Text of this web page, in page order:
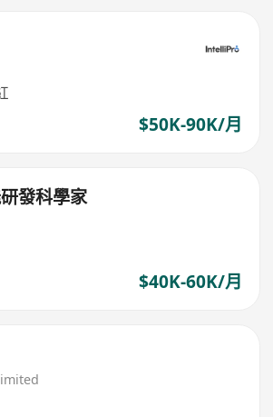
$50K-90K/月
發科學家
$40K-60K/月